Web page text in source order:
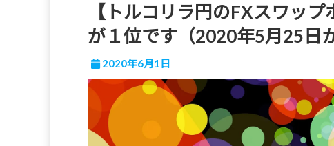
【トルコリラ円のFXスワッ
が１位です（2020年5月25日
2020年6月1日